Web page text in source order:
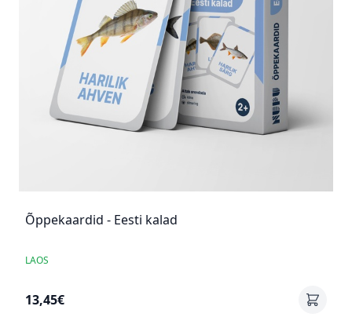
Õppekaardid - Eesti kalad
LAOS
13,45€